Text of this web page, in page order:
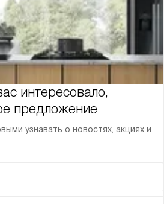
интересовало,
предложение
узнавать о новостях, акциях и